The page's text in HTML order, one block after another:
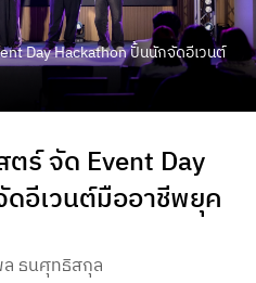
Day Hackathon ปั้นนักจัดอีเวนต์
ร์ จัด Event Day
อีเวนต์มืออาชีพยุค
ธนศุทธิสกุล